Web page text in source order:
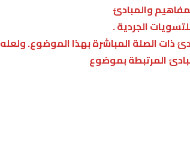
والمبادئ
الجردية .
ذات الصلة المباشرة بهذا الموضوع. ولعله
المرتبطة بموضوع